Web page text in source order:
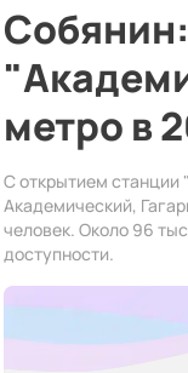
метро в
С открытием станции
Академический,
человек. Около 96
доступности.